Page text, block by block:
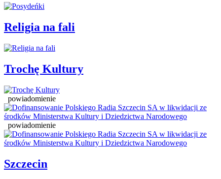
Religia na fali
Trochę Kultury
powiadomienie
powiadomienie
Szczecin